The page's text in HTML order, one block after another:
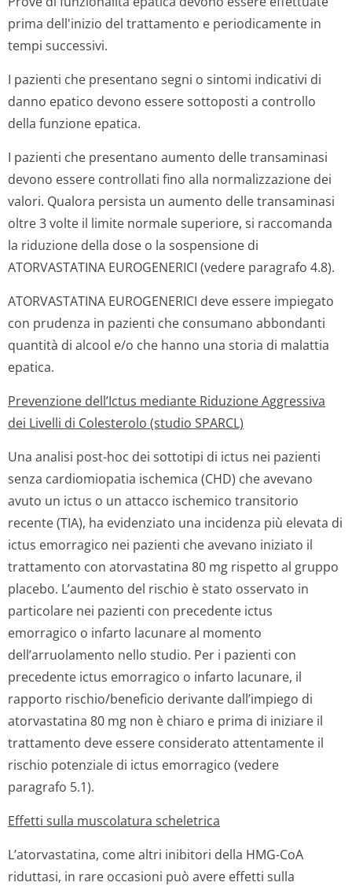
prima dell'inizio del trattamento e periodicamente in
tempi successivi.
I pazienti che presentano segni o sintomi indicativi di
danno epatico devono essere sottoposti a controllo
della funzione epatica.
I pazienti che presentano aumento delle transaminasi
devono essere controllati fino alla normalizzazione dei
valori. Qualora persista un aumento delle transaminasi
oltre 3 volte il limite normale superiore, si raccomanda
la riduzione della dose o la sospensione di
ATORVASTATINA EUROGENERICI (vedere paragrafo 4.8).
ATORVASTATINA EUROGENERICI deve essere impiegato
con prudenza in pazienti che consumano abbondanti
quantità di alcool e/o che hanno una storia di malattia
epatica.
Prevenzione dell’Ictus mediante Riduzione Aggressiva
dei Livelli di Colesterolo (studio SPARCL)
Una analisi post-hoc dei sottotipi di ictus nei pazienti
senza cardiomiopatia ischemica (CHD) che avevano
avuto un ictus o un attacco ischemico transitorio
recente (TIA), ha evidenziato una incidenza più elevata di
ictus emorragico nei pazienti che avevano iniziato il
trattamento con atorvastatina 80 mg rispetto al gruppo
placebo. L’aumento del rischio è stato osservato in
particolare nei pazienti con precedente ictus
emorragico o infarto lacunare al momento
dell’arruolamento nello studio. Per i pazienti con
precedente ictus emorragico o infarto lacunare, il
rapporto rischio/beneficio derivante dall’impiego di
atorvastatina 80 mg non è chiaro e prima di iniziare il
trattamento deve essere considerato attentamente il
rischio potenziale di ictus emorragico (vedere
paragrafo 5.1).
Effetti sulla muscolatura scheletrica
L’atorvastatina, come altri inibitori della HMG-CoA
riduttasi, in rare occasioni può avere effetti sulla